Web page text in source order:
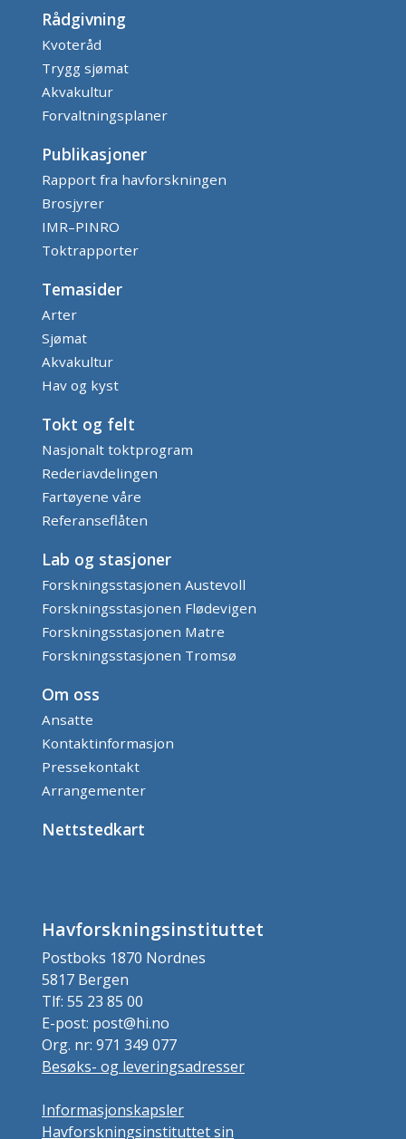
Rådgivning
Kvoteråd
Trygg sjømat
Akvakultur
Forvaltningsplaner
Publikasjoner
Rapport fra havforskningen
Brosjyrer
IMR–PINRO
Toktrapporter
Temasider
Arter
Sjømat
Akvakultur
Hav og kyst
Tokt og felt
Nasjonalt toktprogram
Rederiavdelingen
Fartøyene våre
Referanseflåten
Lab og stasjoner
Forskningsstasjonen Austevoll
Forskningsstasjonen Flødevigen
Forskningsstasjonen Matre
Forskningsstasjonen Tromsø
Om oss
Ansatte
Kontaktinformasjon
Pressekontakt
Arrangementer
Nettstedkart
Havforskningsinstituttet
Postboks 1870 Nordnes
5817 Bergen
Tlf: 55 23 85 00
E-post: post@hi.no
Org. nr: 971 349 077
Besøks- og leveringsadresser
Informasjonskapsler
Havforskningsinstituttet sin